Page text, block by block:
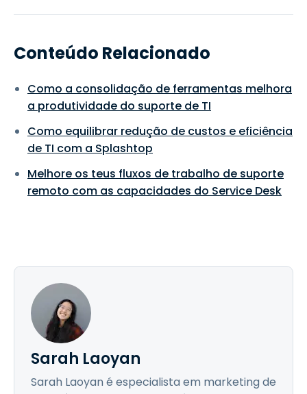
Conteúdo Relacionado
Como a consolidação de ferramentas melhora
a produtividade do suporte de TI
Como equilibrar redução de custos e eficiência
de TI com a Splashtop
Melhore os teus fluxos de trabalho de suporte
remoto com as capacidades do Service Desk
Sarah Laoyan
Sarah Laoyan é especialista em marketing de